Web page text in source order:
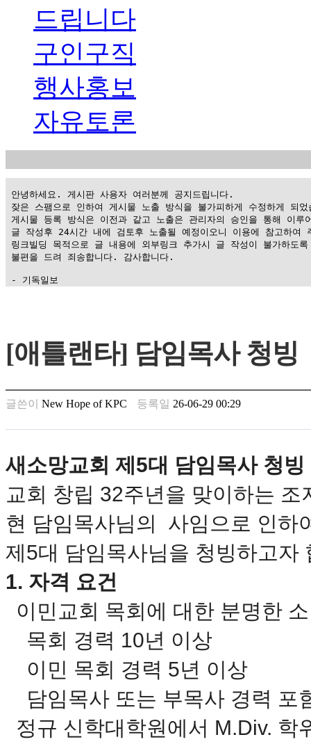
드립니다
구인구직
행사홍보
자유토론
안녕하세요. 게시판 사용자 여러분께 공지드립니다.
잦은 스팸으로 인하여 게시물 노출 방식을 불가피하게 수정하게 되었
게시물 등록 방식은 이전과 같고 노출은 관리자의 승인을 통해 이루
글 작성후 24시간 내에 검토후 노출될 예정이오니 이용에 참고하여
링크빌딩 목적으로 글 내용에 외부링크 추가시 글 작성이 불가하도
불편을 드려 죄송합니다. 감사합니다.
- 기독일보
남
찾
은
꼴
크
키
주
소
minky
합
체
출
장
안
우
[애틀랜타] 담임목사 청빙
글쓴이 New Hope of KPC 등록일 26-06-29 00:29
새소망교회 제5대 담임목사 청빙
교회 창립 32주년을 맞이하는
현 담임목사님의 사임으로 인하
제5대 담임목사님을 청빙하고자
1. 자격 요건
이민교회 목회에 대한 분명한
목회 경력 10년 이상
이민 목회 경력 5년 이상
담임목사 또는 부목사 경력 포
정규 신학대학원에서 M.Div. 학